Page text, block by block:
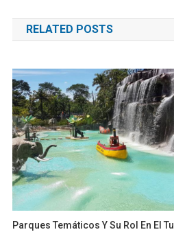
de
entradas
RELATED POSTS
Parques Temáticos Y Su Rol En El